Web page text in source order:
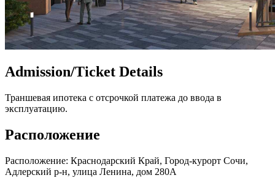
Admission/Ticket Details
Траншевая ипотека с отсрочкой платежа до ввода в
эксплуатацию.
Расположение
Расположение: Краснодарский Край, Город-курорт Сочи,
Адлерский р-н, улица Ленина, дом 280А